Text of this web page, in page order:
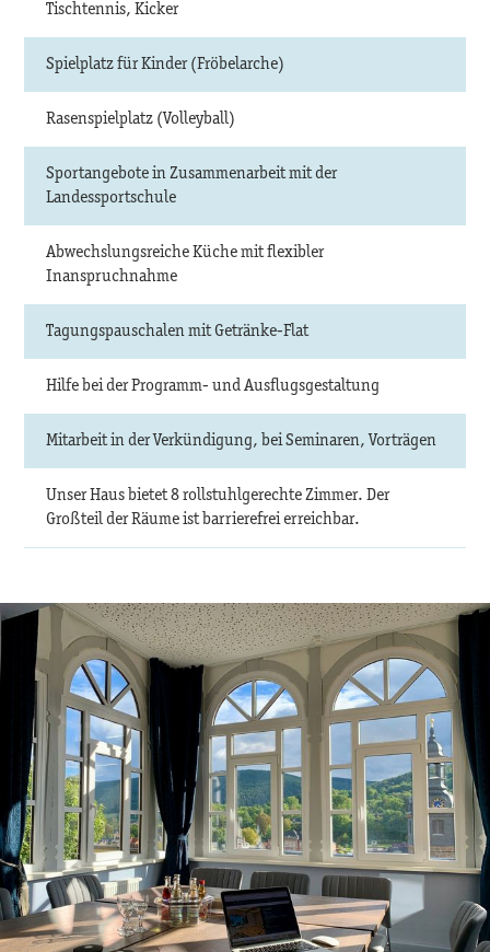
Tischtennis, Kicker
Spielplatz für Kinder (Fröbelarche)
Rasenspielplatz (Volleyball)
Sportangebote in Zusammenarbeit mit der
Landessportschule
Abwechslungsreiche Küche mit flexibler
Inanspruchnahme
Tagungspauschalen mit Getränke-Flat
Hilfe bei der Programm- und Ausflugsgestaltung
Mitarbeit in der Verkündigung, bei Seminaren, Vorträgen
Unser Haus bietet 8 rollstuhlgerechte Zimmer. Der
Großteil der Räume ist barrierefrei erreichbar.